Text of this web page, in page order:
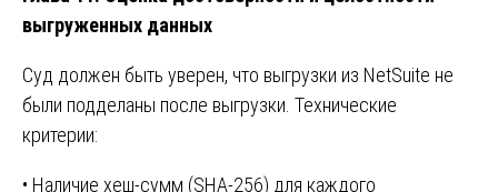
выгруженных данных
Суд должен быть уверен, что выгрузки из NetSuite не
были подделаны после выгрузки. Технические
критерии:
• Наличие хеш-сумм (SHA-256) для каждого